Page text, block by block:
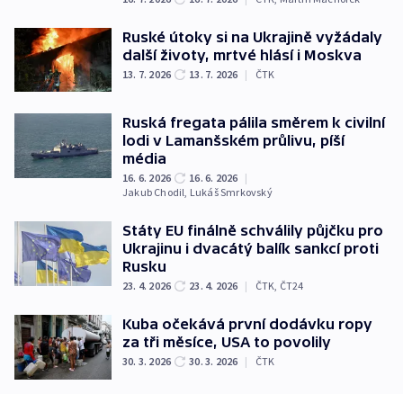
Ruské útoky si na Ukrajině vyžádaly
další životy, mrtvé hlásí i Moskva
13. 7. 2026 13. 7. 2026 | ČTK
Ruská fregata pálila směrem k civilní
lodi v Lamanšském průlivu, píší
média
16. 6. 2026 16. 6. 2026 |
Jakub Chodil, Lukáš Smrkovský
Státy EU finálně schválily půjčku pro
Ukrajinu i dvacátý balík sankcí proti
Rusku
23. 4. 2026 23. 4. 2026 | ČTK, ČT24
Kuba očekává první dodávku ropy
za tři měsíce, USA to povolily
30. 3. 2026 30. 3. 2026 | ČTK